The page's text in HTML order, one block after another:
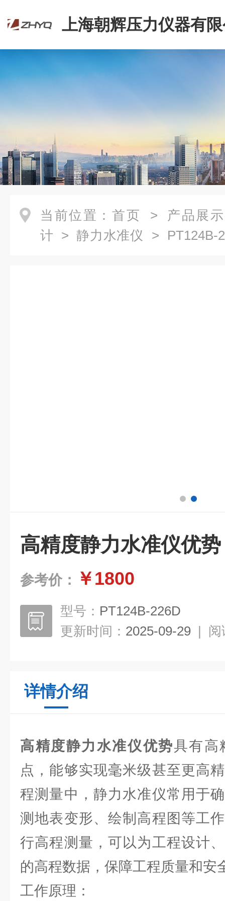
上海朝辉压力仪器有
当前位置： 首页 > 产品展示
计 > 静力水准仪 > PT124B-
高精度静力水准仪优势
参考价： ￥1800
型号： PT124B-226D
更新时间： 2025-09-29 | 阅
详情介绍
高精度静力水准仪优势具有高
点，能够实现毫米级甚至更高
程测量中，静力水准仪常用于
测地表变形、绘制高程图等工
行高程测量，可以为工程设计
的高程数据，保障工程质量和安
工作原理：